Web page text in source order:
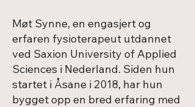
Møt Synne, en engasjert og
erfaren fysioterapeut utdannet
ved Saxion University of Applied
Sciences i Nederland. Siden hun
startet i Åsane i 2018, har hun
bygget opp en bred erfaring med